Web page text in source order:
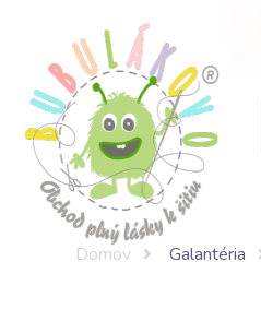
Domov Galantéria